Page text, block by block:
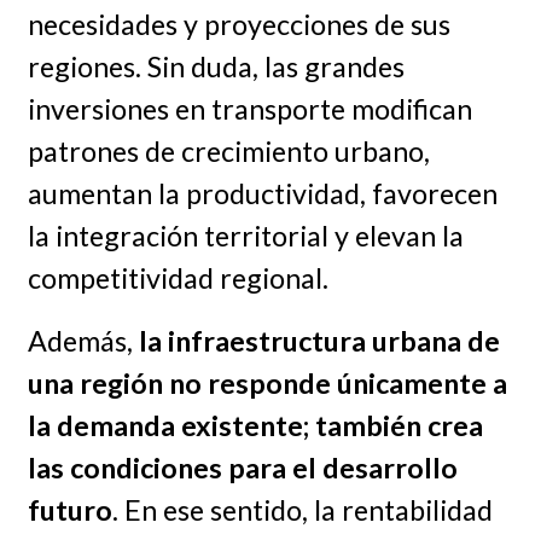
necesidades y proyecciones de sus
regiones. Sin duda, las grandes
inversiones en transporte modifican
patrones de crecimiento urbano,
aumentan la productividad, favorecen
la integración territorial y elevan la
competitividad regional.
Además, la infraestructura urbana de
una región no responde únicamente a
la demanda existente; también crea
las condiciones para el desarrollo
futuro. En ese sentido, la rentabilidad